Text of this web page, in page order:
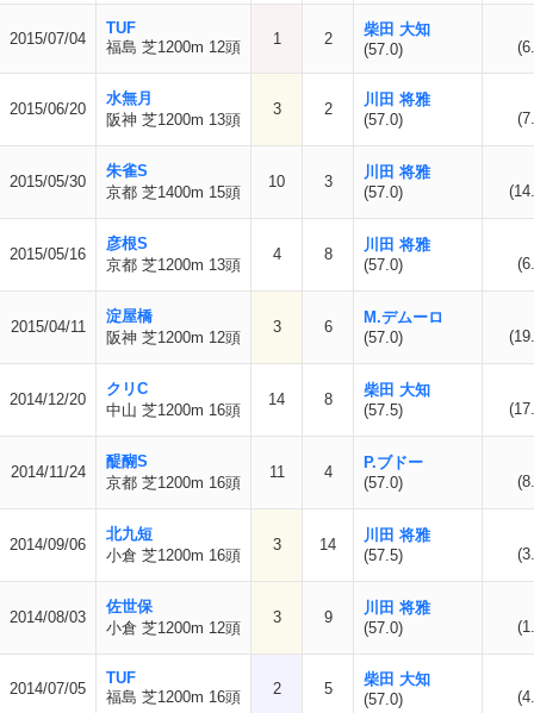
2015/07/04
TUF
福島 芝1200m 12頭
1 2
柴田 大知
(57.0)
2015/06/20
水無月
阪神 芝1200m 13頭
3 2
川田 将雅
(57.0)
2015/05/30
朱雀S
京都 芝1400m 15頭
10 3
川田 将雅
(57.0)
2015/05/16
彦根S
京都 芝1200m 13頭
4 8
川田 将雅
(57.0)
2015/04/11
淀屋橋
阪神 芝1200m 12頭
3 6
M.デムーロ
(57.0)
2014/12/20
クリC
中山 芝1200m 16頭
14 8
柴田 大知
(57.5)
2014/11/24
醍醐S
京都 芝1200m 16頭
11 4
P.ブドー
(57.0)
2014/09/06
北九短
小倉 芝1200m 16頭
3 14
川田 将雅
(57.5)
2014/08/03
佐世保
小倉 芝1200m 12頭
3 9
川田 将雅
(57.0)
2014/07/05
TUF
福島 芝1200m 16頭
2 5
柴田 大知
(57.0)